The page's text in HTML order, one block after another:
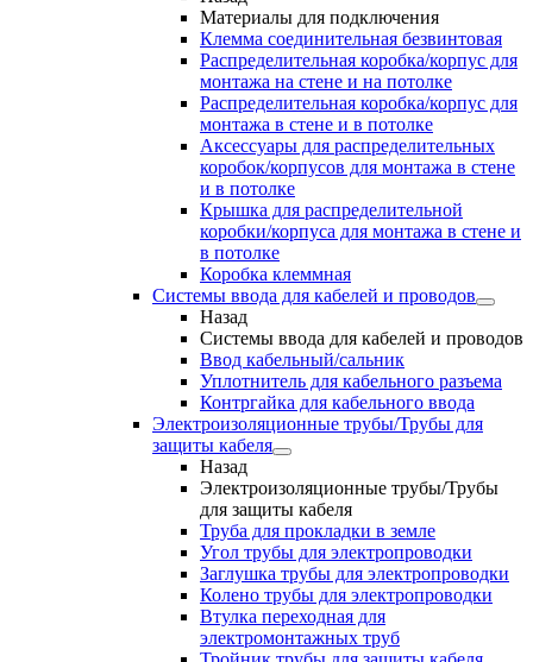
Материалы для подключения
Клемма соединительная безвинтовая
Распределительная коробка/корпус для
монтажа на стене и на потолке
Распределительная коробка/корпус для
монтажа в стене и в потолке
Аксессуары для распределительных
коробок/корпусов для монтажа в стене
и в потолке
Крышка для распределительной
коробки/корпуса для монтажа в стене и
в потолке
Коробка клеммная
Системы ввода для кабелей и проводов
Назад
Системы ввода для кабелей и проводов
Ввод кабельный/сальник
Уплотнитель для кабельного разъема
Контргайка для кабельного ввода
Электроизоляционные трубы/Трубы для
защиты кабеля
Назад
Электроизоляционные трубы/Трубы
для защиты кабеля
Труба для прокладки в земле
Угол трубы для электропроводки
Заглушка трубы для электропроводки
Колено трубы для электропроводки
Втулка переходная для
электромонтажных труб